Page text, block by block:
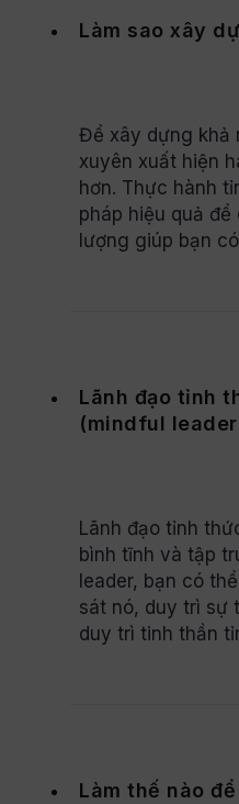
Làm sao xây
Để xây dựng khả
xuyên xuất hiện
hơn. Thực hành
pháp hiệu quả
lượng giúp bạn
Lãnh đạo tỉnh
(mindful
Lãnh đạo tỉnh
bình tĩnh và tập
leader, bạn có
sát nó, duy trì sự
duy trì tinh thần
Làm thế nào